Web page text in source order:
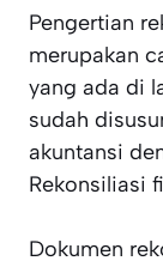
Pengertian
merupakan
yang ada di
sudah
akuntansi
Rekonsiliasi
Dokumen